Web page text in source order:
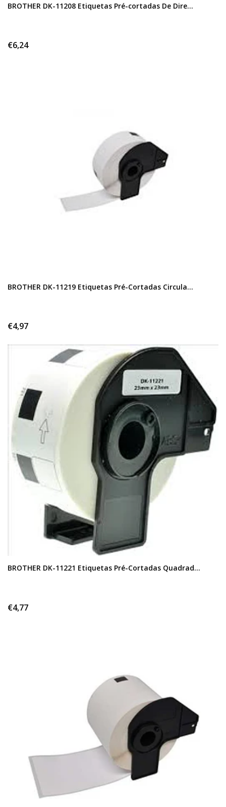
BROTHER DK-11208 Etiquetas Pré-cortadas De Dire...
€6,24
BROTHER DK-11219 Etiquetas Pré-Cortadas Circula...
€4,97
BROTHER DK-11221 Etiquetas Pré-Cortadas Quadrad...
€4,77